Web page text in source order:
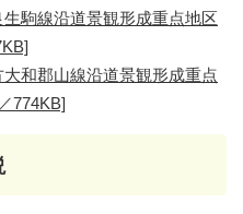
駒線沿道景観形成重点地区
和郡山線沿道景観形成重点
774KB]